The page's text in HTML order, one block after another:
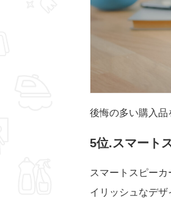
後悔の多い購入品
5位.スマート
スマートスピー
イリッシュなデ